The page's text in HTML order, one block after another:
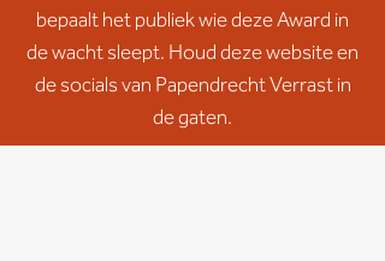
bepaalt het publiek wie deze Award in
de wacht sleept. Houd deze website en
de socials van Papendrecht Verrast in
de gaten.